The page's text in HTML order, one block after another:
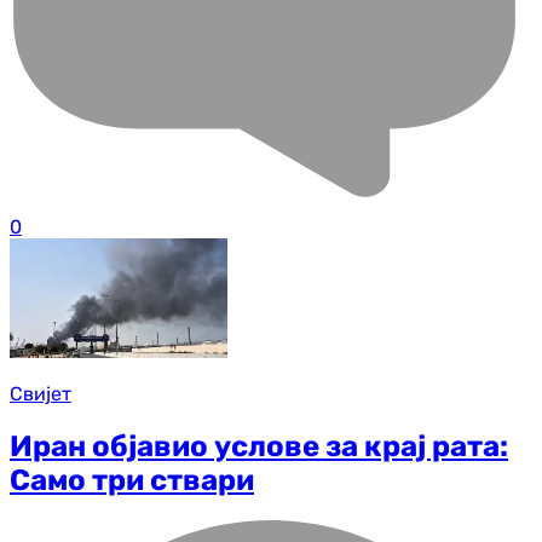
0
Свијет
Иран објавио услове за крај рата:
Само три ствари